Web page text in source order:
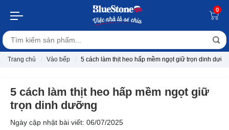
0
Trang chủ Vào bếp 5 cách làm thịt heo hấp mềm ngọt giữ trọn dinh
5 cách làm thịt heo hấp mềm ngọt giữ
trọn dinh dưỡng
Ngày cập nhật bài viết: 06/07/2025